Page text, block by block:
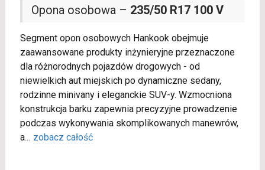
Opona osobowa – 235/50 R17 100 V
Segment opon osobowych Hankook obejmuje
zaawansowane produkty inżynieryjne przeznaczone
dla różnorodnych pojazdów drogowych - od
niewielkich aut miejskich po dynamiczne sedany,
rodzinne minivany i eleganckie SUV-y. Wzmocniona
konstrukcja barku zapewnia precyzyjne prowadzenie
podczas wykonywania skomplikowanych manewrów,
a... zobacz całość